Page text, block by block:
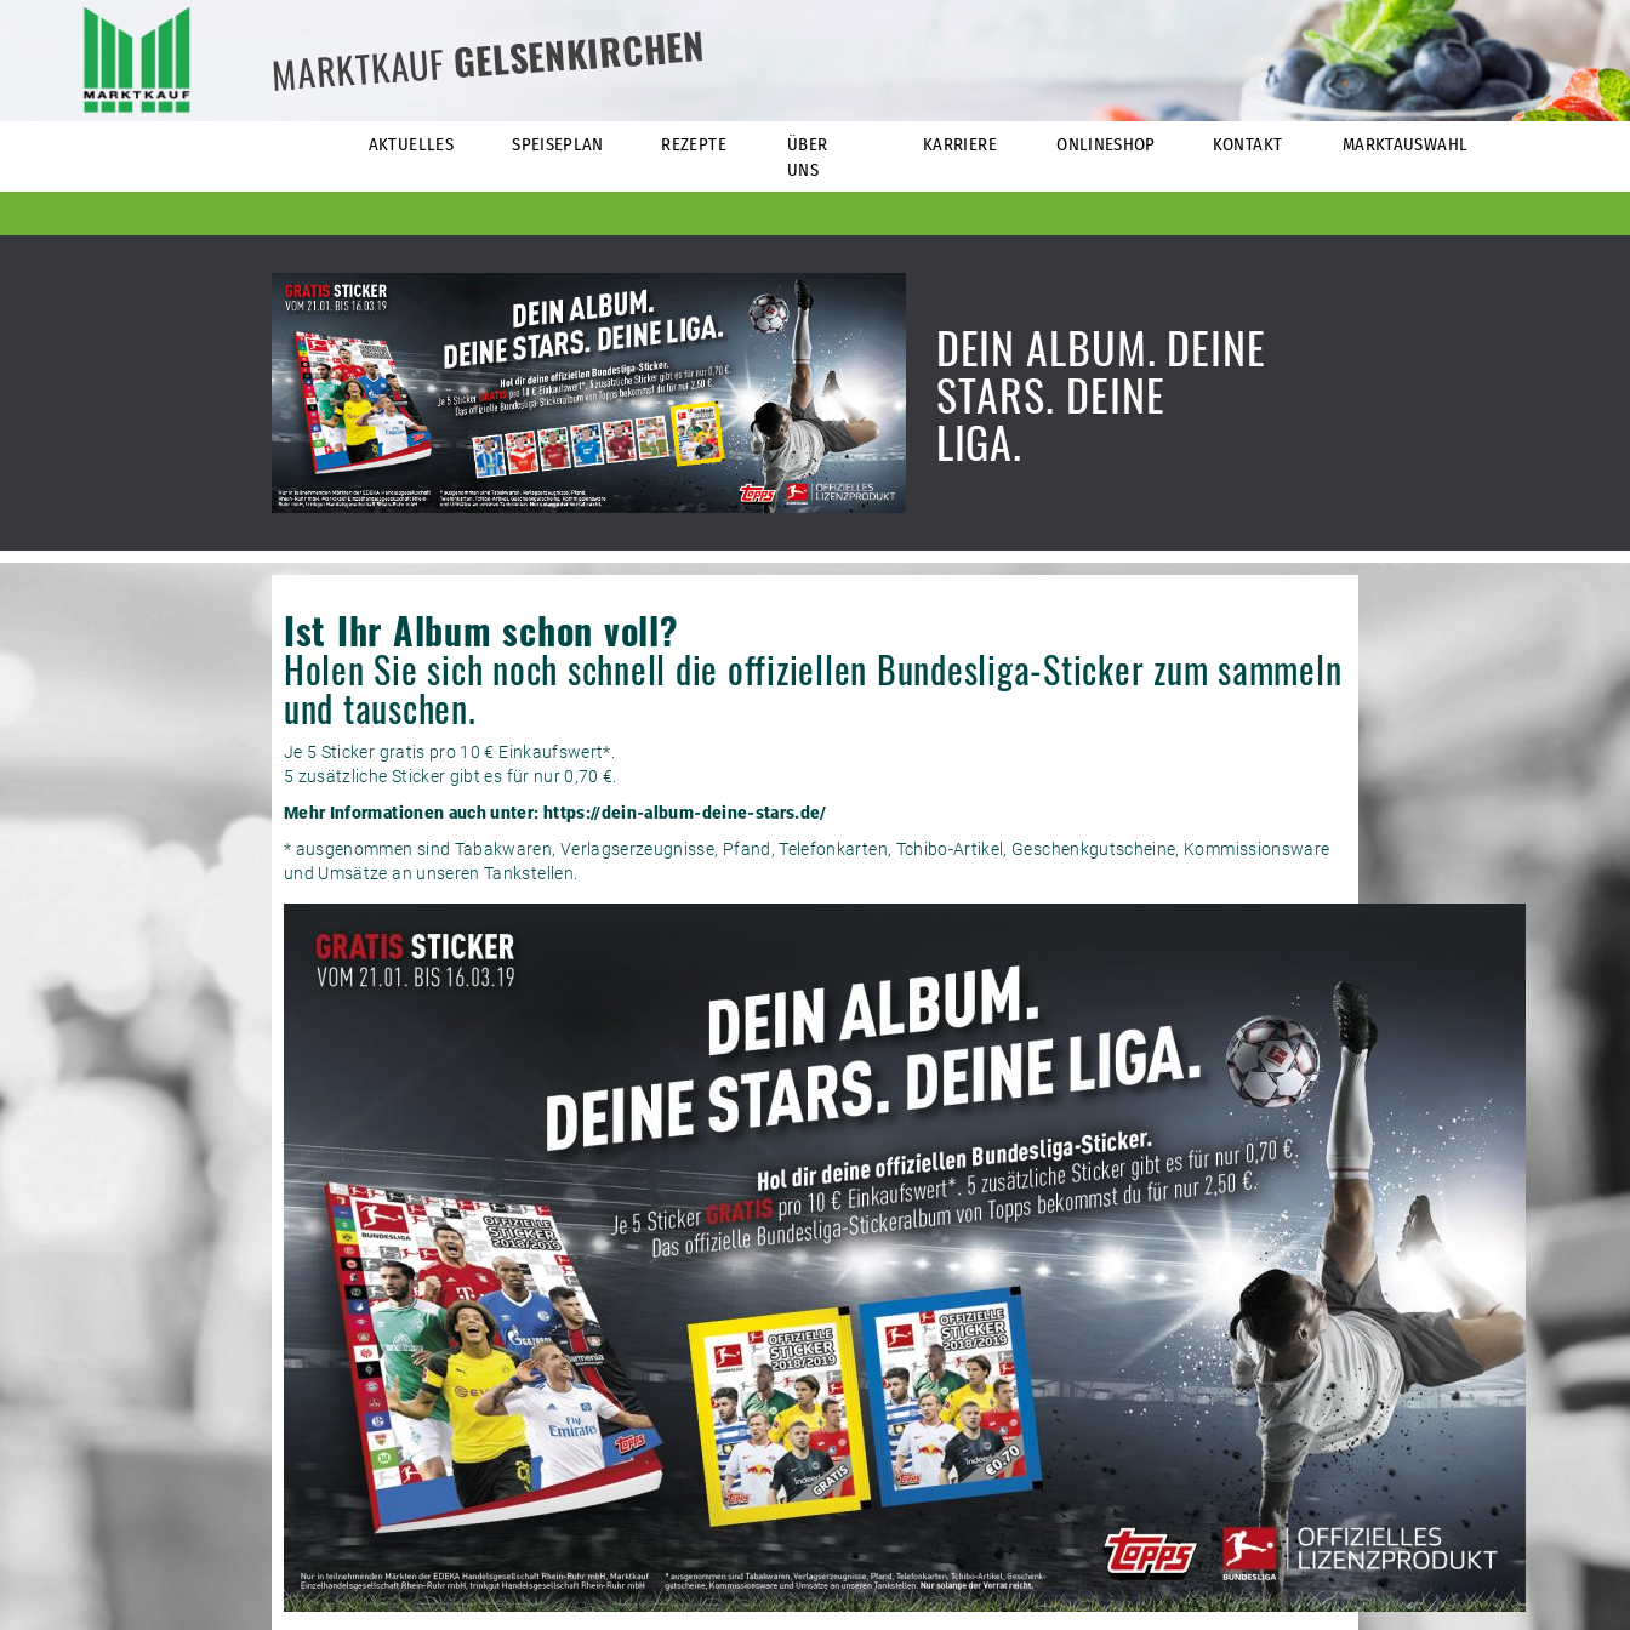
MARKTKAUFGELSENKIRCHEN
AKTUELLES SPEISEPLAN REZEPTE
ÜBER
UNS
KARRIERE ONLINESHOP KONTAKT MARKTAUSWAHL
DEIN ALBUM. DEINE
STARS. DEINE
LIGA.
Ist Ihr Album schon voll?
Holen Sie sich noch schnell die offiziellen Bundesliga-Sticker zum sammeln
und tauschen.
Je 5 Sticker gratis pro 10 € Einkaufswert*.
5 zusätzliche Sticker gibt es für nur 0,70 €.
Mehr Informationen auch unter: https://dein-album-deine-stars.de/
* ausgenommen sind Tabakwaren, Verlagserzeugnisse, Pfand, Telefonkarten, Tchibo-Artikel, Geschenkgutscheine, Kommissionsware
und Umsätze an unseren Tankstellen.